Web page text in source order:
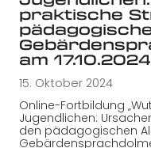
praktische
am 17.10.2024
15. Oktober 2024
Online-Fortbildung
Jugendlichen:
den pädagogischen